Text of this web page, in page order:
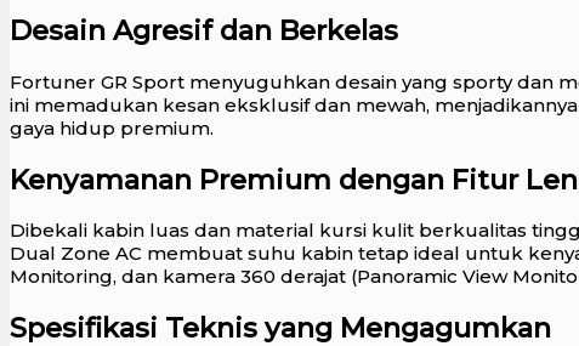
Desain Agresif dan Berkelas
Fortuner GR Sport menyuguhkan desain yang sporty dan
ini memadukan kesan eksklusif dan mewah,
gaya hidup premium.
Kenyamanan Premium dengan Fitur
Dibekali kabin luas dan material kursi kulit berkualitas
Dual Zone AC membuat suhu kabin tetap ideal untuk
Monitoring, dan kamera 360 derajat (Panoramic View
Spesifikasi Teknis yang Mengagumkan